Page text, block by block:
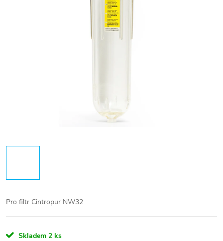
Pro filtr Cintropur NW32
Skladem 2 ks